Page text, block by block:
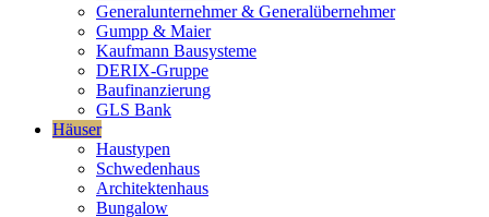
Generalunternehmer & Generalübernehmer
Gumpp & Maier
Kaufmann Bausysteme
DERIX-Gruppe
Baufinanzierung
GLS Bank
Häuser
Haustypen
Schwedenhaus
Architektenhaus
Bungalow